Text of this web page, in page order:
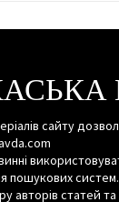
сайту
пошукових
авторів статей та